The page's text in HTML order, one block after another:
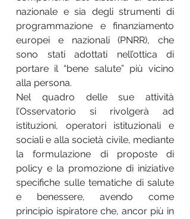
nazionale e sia degli strumenti di
programmazione e finanziamento
europei e nazionali (PNRR), che
sono stati adottati nell’ottica di
portare il “bene salute” più vicino
alla persona.
Nel quadro delle sue attività
l’Osservatorio si rivolgerà ad
istituzioni, operatori istituzionali e
sociali e alla società civile, mediante
la formulazione di proposte di
policy e la promozione di iniziative
specifiche sulle tematiche di salute
e benessere, avendo come
principio ispiratore che, ancor più in